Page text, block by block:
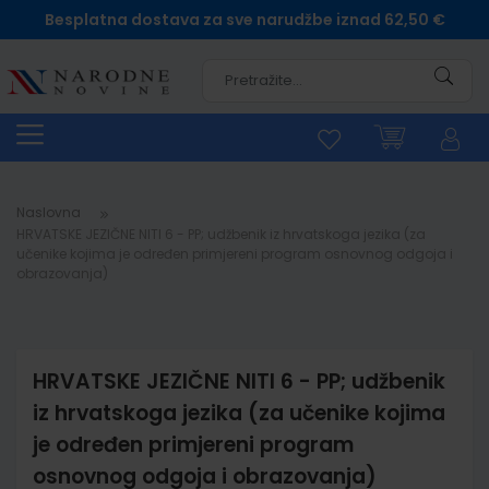
Besplatna dostava za sve narudžbe iznad 62,50 €
Naslovna
HRVATSKE JEZIČNE NITI 6 - PP; udžbenik
iz hrvatskoga jezika (za učenike kojima
je određen primjereni program
osnovnog odgoja i obrazovanja)